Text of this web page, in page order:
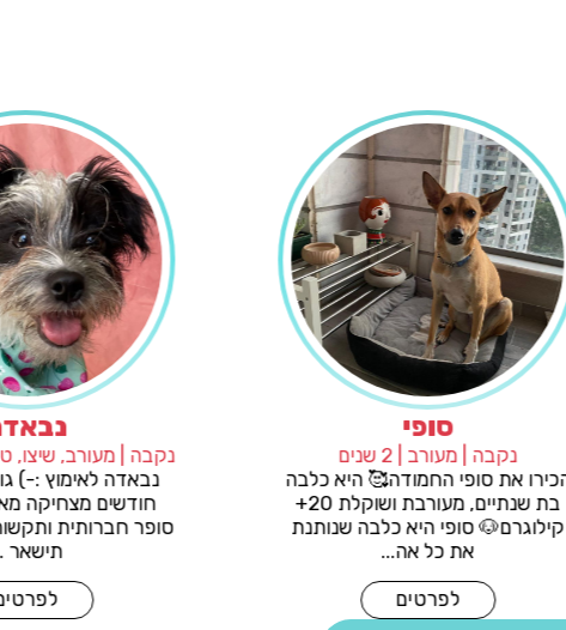
נקבה | מעורב | 2 שנים
הכירו את סופי החמודה🥰 היא כלבה
קילוגרם🐶 סופי היא כלבה שנותנת
נקבה |
סופר